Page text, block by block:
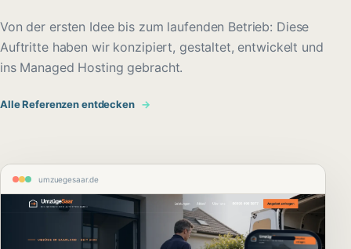
Von der ersten Idee bis zum laufenden Betrieb: Diese
Auftritte haben wir konzipiert, gestaltet, entwickelt und
ins Managed Hosting gebracht.
Alle Referenzen entdecken →
umzuegesaar.de